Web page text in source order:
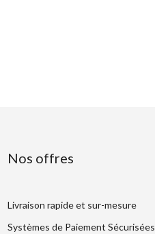
Nos offres
Livraison rapide et sur-mesure
Systèmes de Paiement Sécurisées